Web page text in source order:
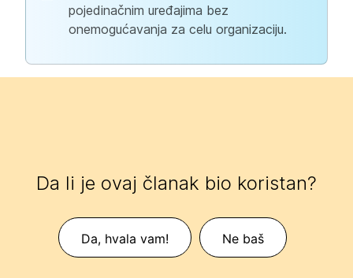
pojedinačnim uređajima bez
onemogućavanja za celu organizaciju.
Da li je ovaj članak bio koristan?
Da, hvala vam! Ne baš